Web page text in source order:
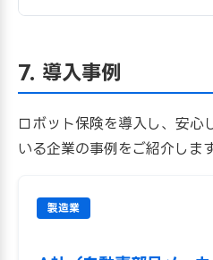
7. 導入事例
ロボット保険を導入し、安心
いる企業の事例をご紹介します
製造業